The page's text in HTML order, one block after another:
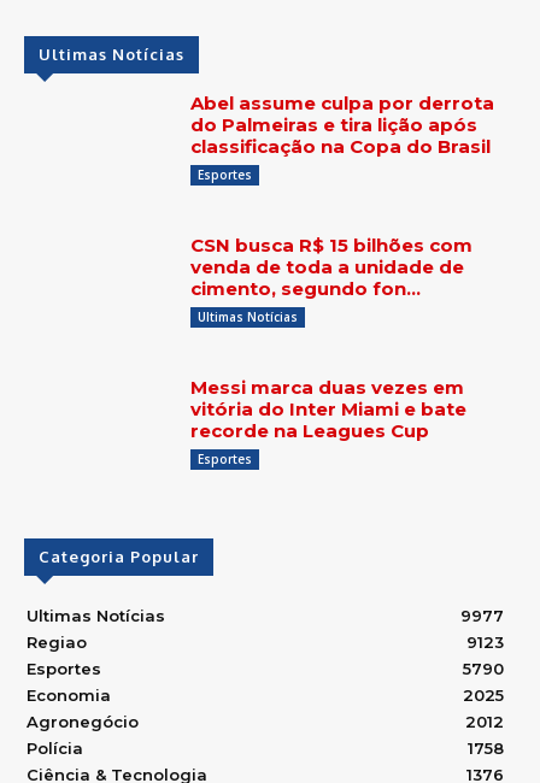
Ultimas Notícias
Abel assume culpa por derrota
do Palmeiras e tira lição após
classificação na Copa do Brasil
Esportes
CSN busca R$ 15 bilhões com
venda de toda a unidade de
cimento, segundo fon…
Ultimas Notícias
Messi marca duas vezes em
vitória do Inter Miami e bate
recorde na Leagues Cup
Esportes
Categoria Popular
Ultimas Notícias
9977
Regiao
9123
Esportes
5790
Economia
2025
Agronegócio
2012
Polícia
1758
Ciência & Tecnologia
1376